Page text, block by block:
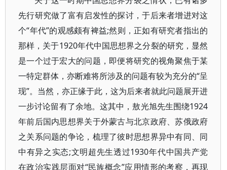
先行研究做了富有启发性的探讨，于后来者增进对这
个“年代”的观感颇有裨益;然则，正如有研究者指出的
那样，关于1920年代中国思想界之分裂的研究，显然
是一个过于宏大的问题，即便将研究的视角聚焦于某
一特定群体，亦断难将所涉及的问题有较为充分的“呈
现”。当然，亦正缘于此，这为后来者就此问题展开进
一步讨论留有了余地。这其中，敖光旭先生围绕1924
年前后国内思想界关于外蒙古与北京政府、苏俄政府
之关系问题的争论，梳理了彼时思想界异中有同、同
中有异之实态;文明超先生透过1930年代中国共产党
在政治实践层面对“民族概念”应用情形的考察，再现